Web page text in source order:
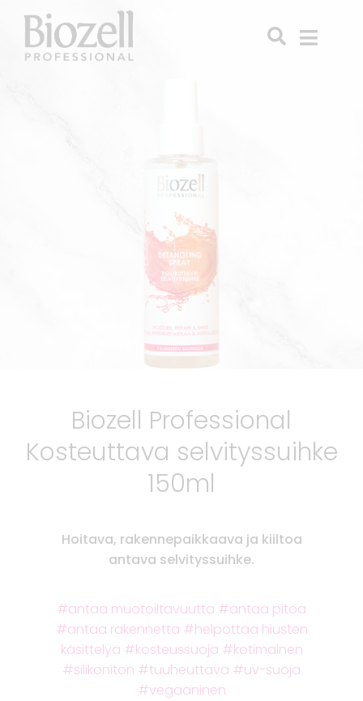
Biozell Professional
Kosteuttava selvityssuihke
150ml
Hoitava, rakennepaikkaava ja kiiltoa
antava selvityssuihke.
antaa muotoiltavuutta
antaa pitoa
antaa rakennetta
helpottaa hiusten
käsittelyä
kosteussuoja
kotimainen
silikoniton
tuuheuttava
uv-suoja
vegaaninen